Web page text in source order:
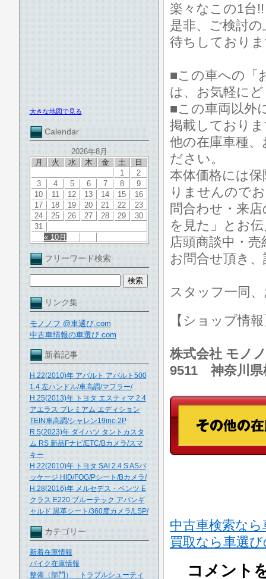
大きな地図で見る
Calendar
2026年8月
月
火 水 木 金 土 日
« 10月
1
2
3
4 5 6 7 8
9
10
11 12 13 14 15
16
17
18 19 20 21 22
23
24
25 26 27 28 29
30
31
フリーワード検索
リンク集
モノノフ @車選び.com
中古車情報の車選び.com
新着記事
H.22(2010)年 アバルト アバルト500
1.4 左ハンドル/車高調/マフラー/
H.25(2013)年 トヨタ エスティマ 2.4
アエラス プレミアム エディション
TEIN車高調/シャレン19inc-2P
R.5(2023)年 ダイハツ タントカスタ
ム RS 新品Fナビ/ETC/Bカメラ/スマ
キー
H.22(2010)年 トヨタ SAI 2.4 S ASパ
ッケージ HID/FOG/Pシート/Bカメラ/
H.28(2016)年 メルセデス・ベンツ E
クラス E220 ブルーテック アバンギ
ャルド 黒革シート/360度カメラ/LSP/
カテゴリー
新着在庫情報
バイク在庫情報
整備（部門） トラブルシューティ
楽々なこの1台!!
是非、ご検討
待ちしており
■この車への「
は、お気軽に
■この車両以外
掲載しており
他の在庫車種
ださい。
本体価格には
りませんので
問合わせ・来
を見た」とお
店頭商談中・
お問合せ頂き
スタッフ一同
【ショップ情
株式会社 モノ
9511 神奈川県
中古車検索な
買取なら車選
コメント